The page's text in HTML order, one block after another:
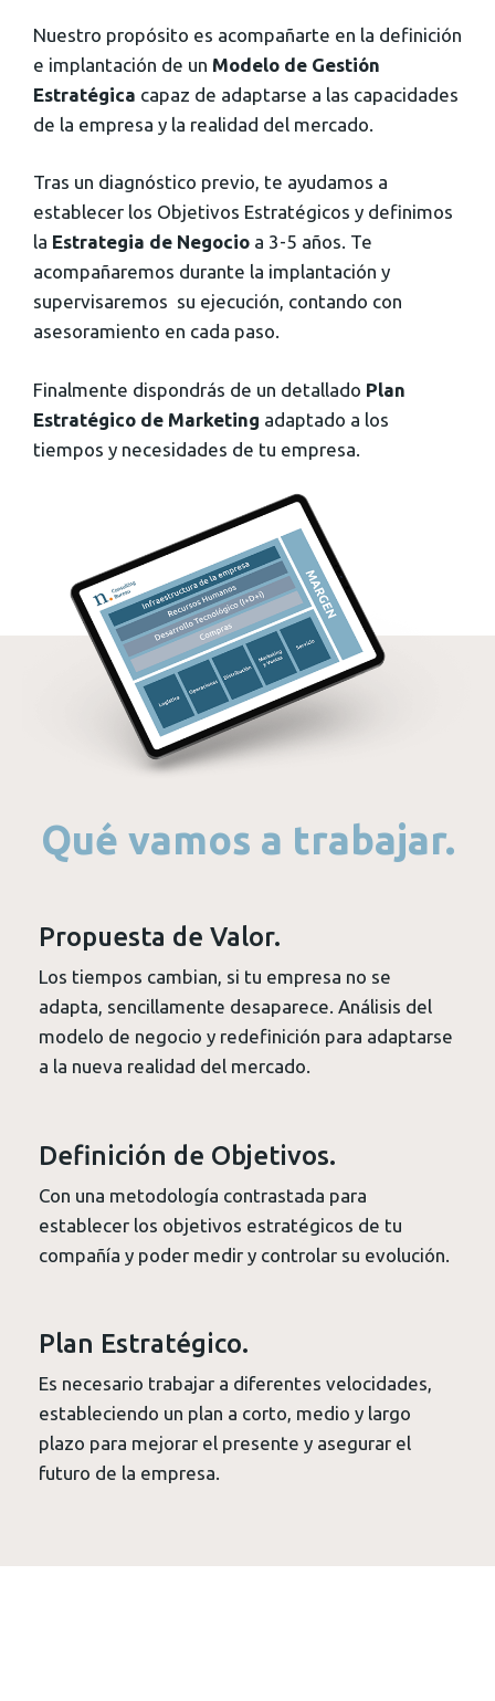
Nuestro propósito es acompañarte en la definición
e implantación de un Modelo de Gestión
Estratégica capaz de adaptarse a las capacidades
de la empresa y la realidad del mercado.
Tras un diagnóstico previo, te ayudamos a
establecer los Objetivos Estratégicos y definimos
la Estrategia de Negocio a 3-5 años. Te
acompañaremos durante la implantación y
supervisaremos su ejecución, contando con
asesoramiento en cada paso.
Finalmente dispondrás de un detallado Plan
Estratégico de Marketing adaptado a los
tiempos y necesidades de tu empresa.
Qué vamos a trabajar.
Propuesta de Valor.
Los tiempos cambian, si tu empresa no se
adapta, sencillamente desaparece. Análisis del
modelo de negocio y redefinición para adaptarse
a la nueva realidad del mercado.
Definición de Objetivos.
Con una metodología contrastada para
establecer los objetivos estratégicos de tu
compañía y poder medir y controlar su evolución.
Plan Estratégico.
Es necesario trabajar a diferentes velocidades,
estableciendo un plan a corto, medio y largo
plazo para mejorar el presente y asegurar el
futuro de la empresa.